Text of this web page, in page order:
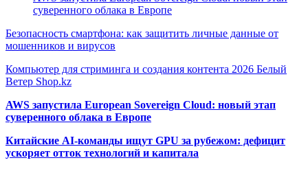
суверенного облака в Европе
Безопасность смартфона: как защитить личные данные от
мошенников и вирусов
Компьютер для стриминга и создания контента 2026 Белый
Ветер Shop.kz
AWS запустила European Sovereign Cloud: новый этап
суверенного облака в Европе
Китайские AI-команды ищут GPU за рубежом: дефицит
ускоряет отток технологий и капитала